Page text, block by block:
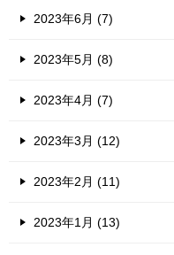
2023年6月 (7)
2023年5月 (8)
2023年4月 (7)
2023年3月 (12)
2023年2月 (11)
2023年1月 (13)